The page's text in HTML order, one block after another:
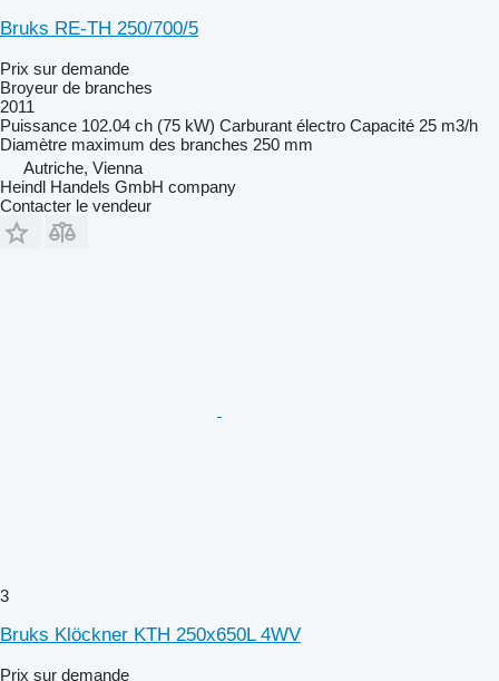
Bruks RE-TH 250/700/5
Prix sur demande
Broyeur de branches
2011
Puissance 102.04 ch (75 kW) Carburant électro Capacité 25 m3/h
Diamètre maximum des branches 250 mm
Autriche, Vienna
Heindl Handels GmbH company
Contacter le vendeur
3
Bruks Klöckner KTH 250x650L 4WV
Prix sur demande